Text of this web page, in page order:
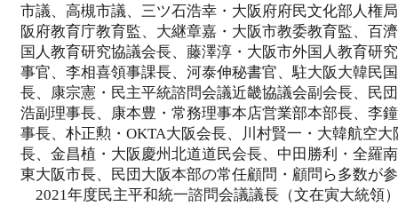
市議、高槻市議、三ツ石浩幸・大阪府府民文化部人権
阪府教育庁教育監、大継章嘉・大阪市教委教育監、百
国人教育研究協議会長、藤澤淳・大阪市外国人教育研
事官、李相喜領事課長、河泰伸秘書官、駐大阪大韓民
長、康宗憲・民主平統諮問会議近畿協議会副会長、民
浩副理事長、康本豊・常務理事本店営業部本部長、李
事長、朴正勲・OKTA大阪会長、川村賢一・大韓航空
長、金昌植・大阪慶州北道道民会長、中田勝利・全羅
東大阪市長、民団大阪本部の常任顧問・顧問ら多数が
2021年度民主平和統一諮問会議議長（文在寅大統領